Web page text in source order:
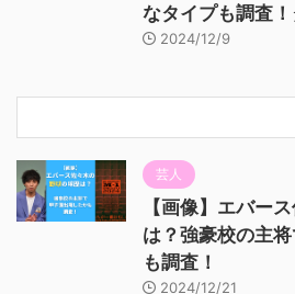
なタイプも調査
2024/12/9
芸人
【画像】エバー
は？強豪校の主
も調査！
2024/12/21